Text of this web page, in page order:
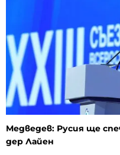
Медведев: Русия ще
дер Лайен